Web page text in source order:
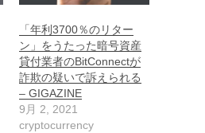
「年利3700％のリター
ン」をうたった暗号資産
貸付業者のBitConnectが
詐欺の疑いで訴えられる
– GIGAZINE
9月 2, 2021
cryptocurrency